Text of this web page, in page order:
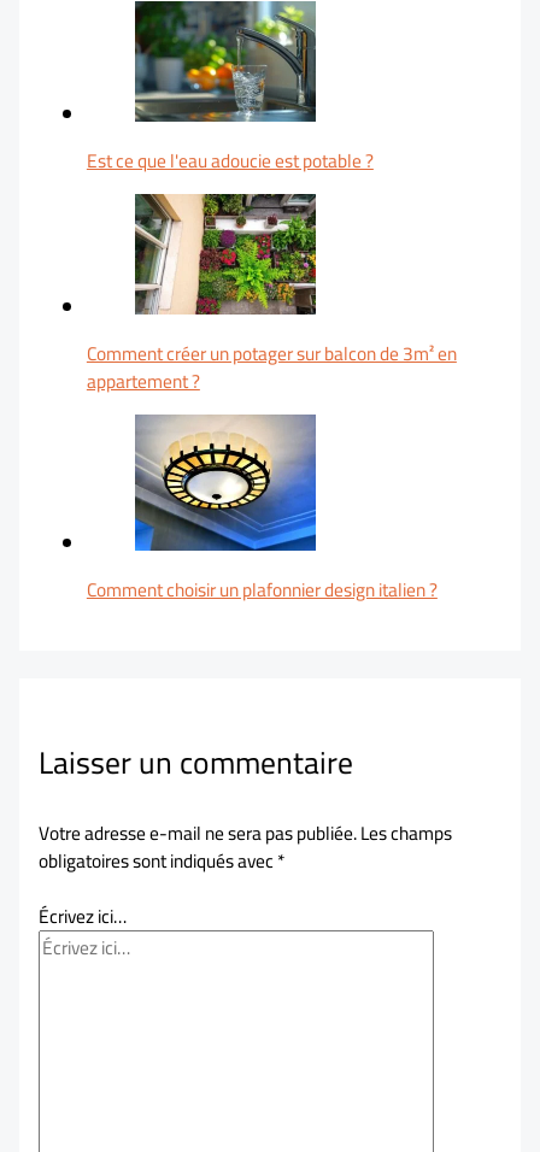
Est ce que l'eau adoucie est potable ?
Comment créer un potager sur balcon de 3m² en
appartement ?
Comment choisir un plafonnier design italien ?
Laisser un commentaire
Votre adresse e-mail ne sera pas publiée.Les champs
obligatoires sont indiqués avec*
Écrivez ici…